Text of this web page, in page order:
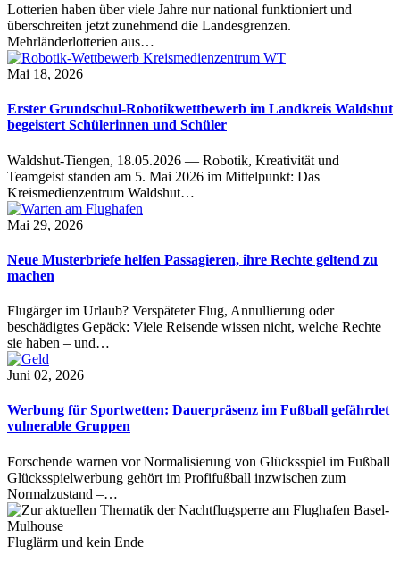
Lotterien haben über viele Jahre nur national funktioniert und
überschreiten jetzt zunehmend die Landesgrenzen.
Mehrländerlotterien aus…
Mai 18, 2026
Erster Grundschul-Robotikwettbewerb im Landkreis Waldshut
begeistert Schülerinnen und Schüler
Waldshut-Tiengen, 18.05.2026 — Robotik, Kreativität und
Teamgeist standen am 5. Mai 2026 im Mittelpunkt: Das
Kreismedienzentrum Waldshut…
Mai 29, 2026
Neue Musterbriefe helfen Passagieren, ihre Rechte geltend zu
machen
Flugärger im Urlaub? Verspäteter Flug, Annullierung oder
beschädigtes Gepäck: Viele Reisende wissen nicht, welche Rechte
sie haben – und…
Juni 02, 2026
Werbung für Sportwetten: Dauerpräsenz im Fußball gefährdet
vulnerable Gruppen
Forschende warnen vor Normalisierung von Glücksspiel im Fußball
Glücksspielwerbung gehört im Profifußball inzwischen zum
Normalzustand –…
Fluglärm und kein Ende